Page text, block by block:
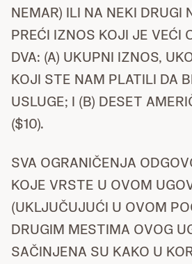
NEMAR) ILI NA NEKI DRUGI
PREĆI IZNOS KOJI JE VEĆI
DVA: (A) UKUPNI IZNOS,
KOJI STE NAM PLATILI DA
USLUGE; I (B) DESET
($10).
SVA OGRANIČENJA
KOJE VRSTE U OVOM
(UKLJUČUJUĆI U OVOM
DRUGIM MESTIMA OVOG
SAČINJENA SU KAKO U